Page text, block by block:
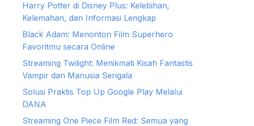
Harry Potter di Disney Plus: Kelebihan,
Kelemahan, dan Informasi Lengkap
Black Adam: Menonton Film Superhero
Favoritmu secara Online
Streaming Twilight: Menikmati Kisah Fantastis
Vampir dan Manusia Serigala
Solusi Praktis Top Up Google Play Melalui
DANA
Streaming One Piece Film Red: Semua yang